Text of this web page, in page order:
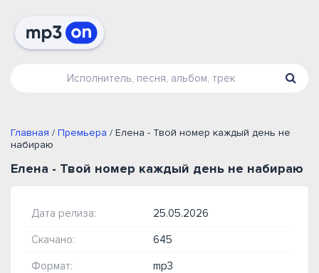
Главная / Премьера / Елена - Твой номер каждый день не
набираю
Елена - Твой номер каждый день не набираю
Дата релиза: 25.05.2026
Скачано: 645
Формат: mp3